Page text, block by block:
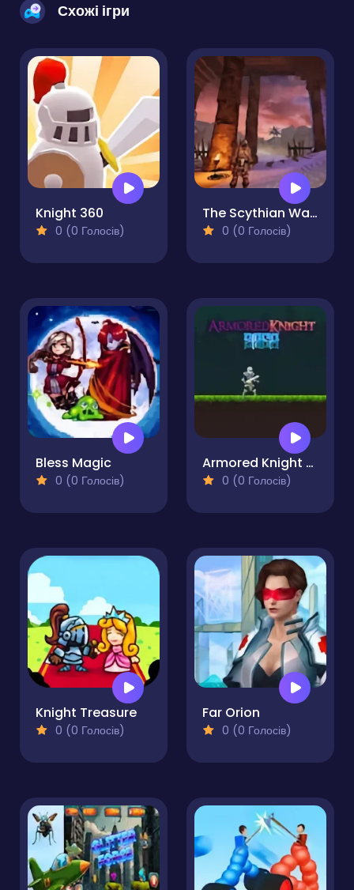
Схожі ігри
Knight 360
0 (0 Голосів)
The Scythian Warrior
0 (0 Голосів)
Bless Magic
0 (0 Голосів)
Armored Knight Saga
0 (0 Голосів)
Knight Treasure
0 (0 Голосів)
Far Orion
0 (0 Голосів)